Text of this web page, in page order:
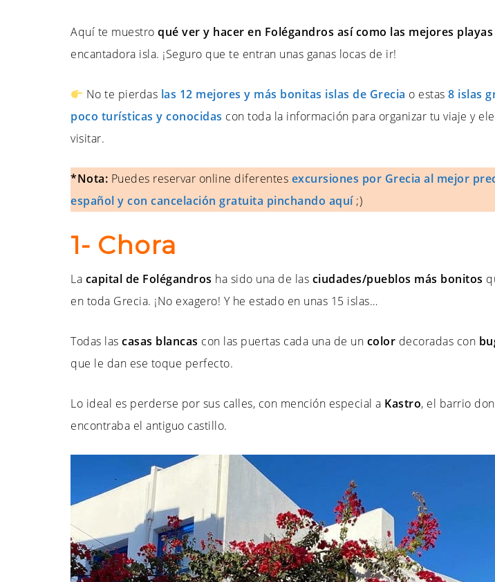
Aquí te muestro qué ver y hacer en Folégandros así como las mejores playas
encantadora isla. ¡Seguro que te entran unas ganas locas de ir!
No te pierdas las 12 mejores y más bonitas islas de Grecia o estas8 islas
poco turísticas y conocidas con toda la información para organizar tu viaje y
visitar.
*Nota: Puedes reservar online diferentes excursiones por Grecia al mejor
español y con cancelación gratuita pinchando aquí;)
1- Chora
La capital de Folégandros ha sido una de las ciudades/pueblos más bonitos
en toda Grecia. ¡No exagero! Y he estado en unas 15 islas…
Todas las casas blancas con las puertas cada una de un color decoradas con
que le dan ese toque perfecto.
Lo ideal es perderse por sus calles, con mención especial a Kastro, el barrio
encontraba el antiguo castillo.